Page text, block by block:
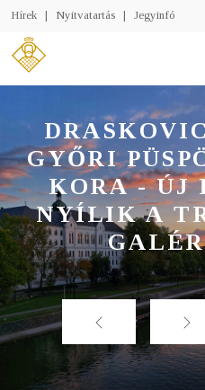
Hírek | Nyitvatartás | Jegyinfó
GYŐRI
KORA -
NYÍLIK A